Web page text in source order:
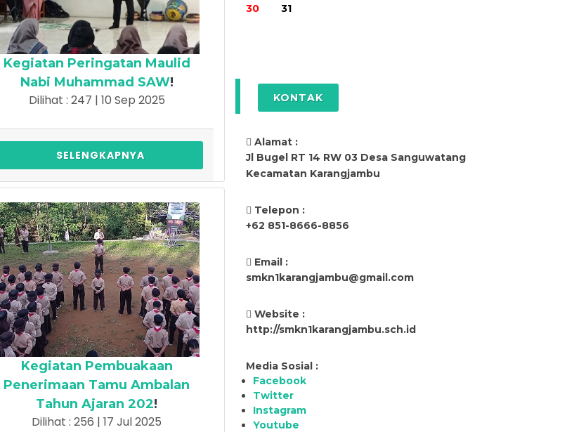
Kegiatan Peringatan Maulid
Nabi Muhammad SAW!
Dilihat : 247 | 10 Sep 2025
SELENGKAPNYA
Kegiatan Pembuakaan
Penerimaan Tamu Ambalan
Tahun Ajaran 202!
Dilihat : 256 | 17 Jul 2025
30 31
KONTAK
Alamat :
Jl Bugel RT 14 RW 03 Desa Sanguwatang
Kecamatan Karangjambu
Telepon :
+62 851-8666-8856
Email :
smkn1karangjambu@gmail.com
Website :
http://smkn1karangjambu.sch.id
Media Sosial :
Facebook
Twitter
Instagram
Youtube